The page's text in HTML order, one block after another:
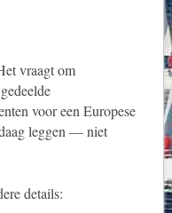
vraagt om
voor een Europese
leggen — niet
details: